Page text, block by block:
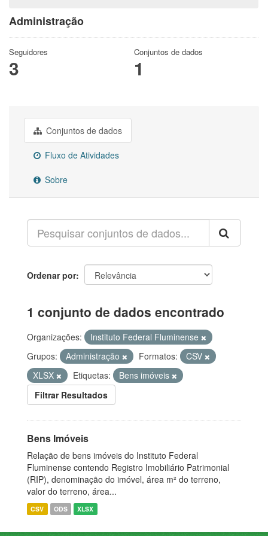
Administração
Seguidores
3
Conjuntos de dados
1
Conjuntos de dados
Fluxo de Atividades
Sobre
Ordenar por
1 conjunto de dados encontrado
Organizações:
Instituto Federal Fluminense
Grupos:
Administração Formatos:
CSV
XLSX
Etiquetas:
Bens imóveis
Filtrar Resultados
Bens Imóveis
Relação de bens imóveis do Instituto Federal
Fluminense contendo Registro Imobiliário Patrimonial
(RIP), denominação do imóvel, área m² do terreno,
valor do terreno, área...
CSV ODS XLSX